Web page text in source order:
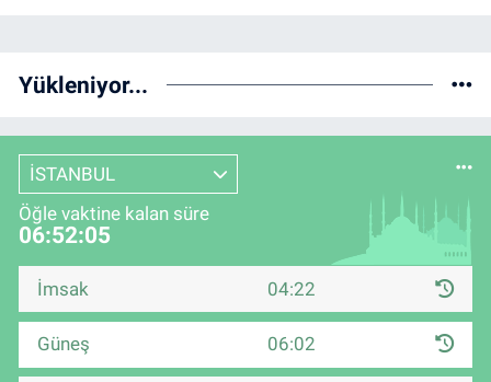
Yükleniyor...
İSTANBUL
Öğle vaktine kalan süre
06:52:04
İmsak 04:22
Güneş 06:02